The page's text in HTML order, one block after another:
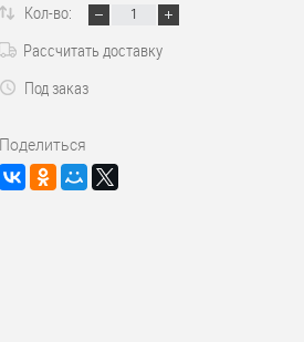
Кол-во:
Рассчитать доставку
Под заказ
Поделиться